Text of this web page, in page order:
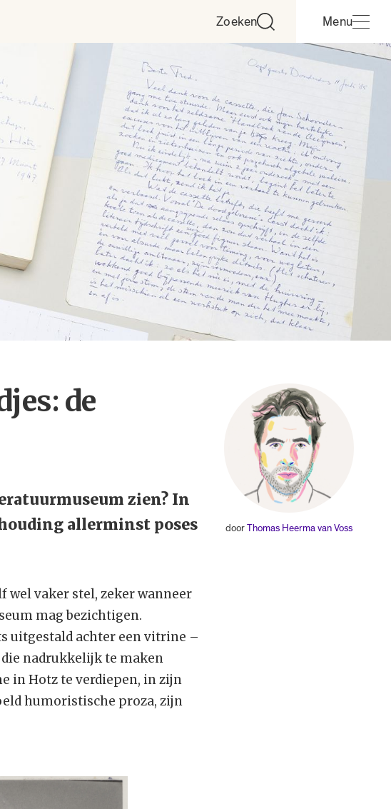
Zoeken Menu
de
zien? In
allerminst poses
doorThomas Heerma van Voss
wel vaker stel, zeker wanneer
mag bezichtigen.
uitgestald achter een vitrine –
nadrukkelijk te maken
in Hotz te verdiepen, in zijn
humoristische proza, zijn